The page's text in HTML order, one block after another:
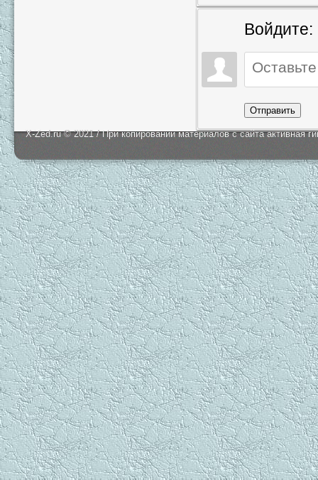
Войдите:
Отправить
X-Zed.ru © 2021 / При копировании материалов с сайта активная